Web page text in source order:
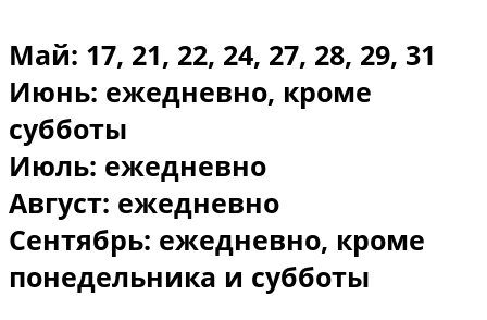
Май: 17, 21, 22, 24, 27, 28, 29, 31
Июнь: ежедневно, кроме
субботы
Июль: ежедневно
Август: ежедневно
Сентябрь: ежедневно, кроме
понедельника и субботы